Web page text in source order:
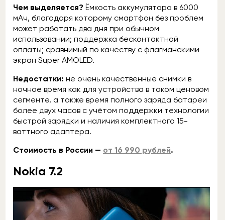
Чем выделяется? Ёмкость аккумулятора в 6000
мАч, благодаря которому смартфон без проблем
может работать два дня при обычном
использовании; поддержка бесконтактной
оплаты; сравнимый по качеству с флагманскими
экран Super AMOLED.
Недостатки: не очень качественные снимки в
ночное время как для устройства в таком ценовом
сегменте, а также время полного заряда батареи
более двух часов с учётом поддержки технологии
быстрой зарядки и наличия комплектного 15-
ваттного адаптера.
Стоимость в России — от 16 990 рублей.
Nokia 7.2